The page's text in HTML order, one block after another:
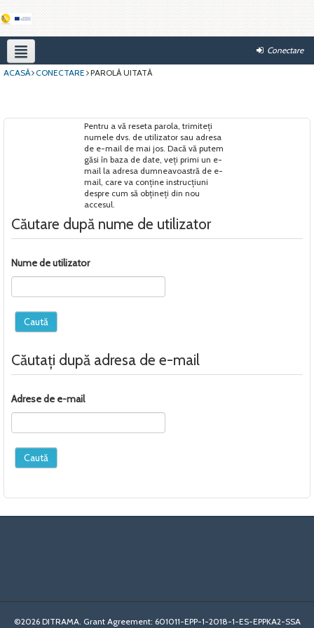
Conectare
Română ‎(ro_old)‎
ACASĂ CONECTARE PAROLĂ UITATĂ
Pentru a vă reseta parola, trimiteți
numele dvs. de utilizator sau adresa
de e-mail de mai jos. Dacă vă putem
găsi în baza de date, veți primi un e-
mail la adresa dumneavoastră de e-
mail, care va conține instrucțiuni
despre cum să obțineți din nou
accesul.
Căutare după nume de utilizator
Nume de utilizator
Căutați după adresa de e-mail
Adrese de e-mail
©2026 DITRAMA. Grant Agreement: 601011-EPP-1-2018-1-ES-EPPKA2-SSA